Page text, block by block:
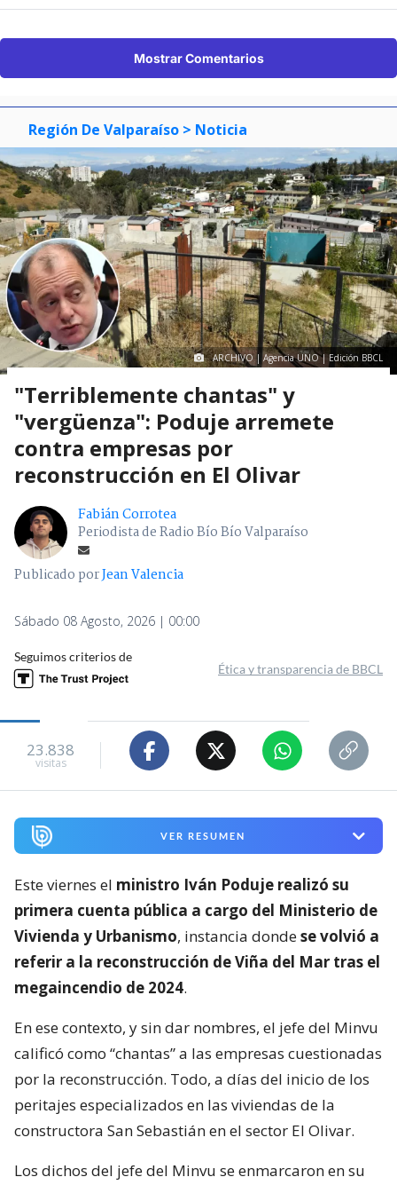
Mostrar Comentarios
Región De Valparaíso > Noticia
ARCHIVO | Agencia UNO | Edición BBCL
"Terriblemente chantas" y
"vergüenza": Poduje arremete
contra empresas por
reconstrucción en El Olivar
Fabián Corrotea
Periodista de Radio Bío Bío Valparaíso
Publicado porJean Valencia
Sábado 08 Agosto, 2026 | 00:00
Seguimos criterios de
Ética y transparencia de BBCL
23.838
visitas
VER RESUMEN
Este viernes el ministro Iván Poduje realizó su
primera cuenta pública a cargo del Ministerio de
Vivienda y Urbanismo, instancia dondese volvió a
referir a la reconstrucción de Viña del Mar tras el
megaincendio de 2024.
En ese contexto, y sin dar nombres, el jefe del Minvu
calificó como “chantas” a las empresas cuestionadas
por la reconstrucción. Todo, a días del inicio de los
peritajes especializados en las viviendas de la
constructora San Sebastián en el sector El Olivar.
Los dichos del jefe del Minvu se enmarcaron en su